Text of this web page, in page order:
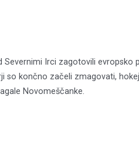
Irci zagotovili evropsko
so končno začeli zmagovati,
Novomeščanke.